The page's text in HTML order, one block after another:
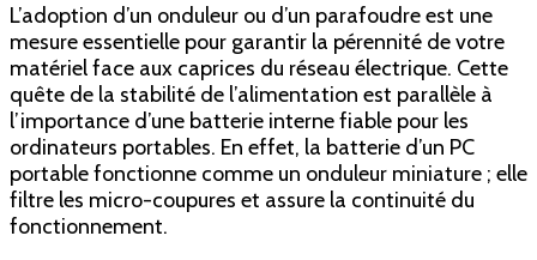
L’adoption d’un onduleur ou d’un parafoudre est une
mesure essentielle pour garantir la pérennité de votre
matériel face aux caprices du réseau électrique. Cette
quête de la stabilité de l’alimentation est parallèle à
l’importance d’une batterie interne fiable pour les
ordinateurs portables. En effet, la batterie d’un PC
portable fonctionne comme un onduleur miniature ; elle
filtre les micro-coupures et assure la continuité du
fonctionnement.